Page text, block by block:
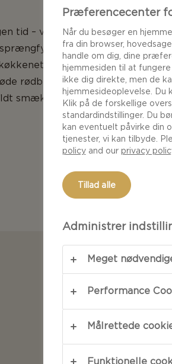
tid – vores grillede rib-eye med
med smag, men
Kombinationen af lækre
rødbeder og en intens
smæk på smagen i hver eneste
Præferencecenter
Når du besøger en
fra din browser,
handle om dig, dine
hjemmesiden til at
ikke dig direkte, men de
hjemmesideoplevelse.
Klik på de forskellige
standardindstillinger. Du
kan eventuelt påvirke din
tjenester, vi kan tilbyde.
policyand our privacy
Tillad alle
Administrer
Meget
Performance
Målrettede
Funktionelle